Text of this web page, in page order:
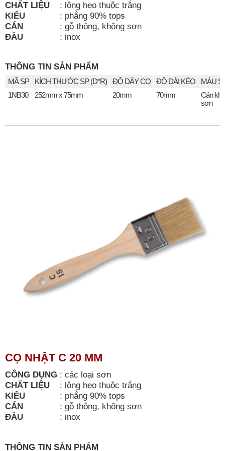
CHẤT LIỆU : lông heo thuộc trắng
KIỂU
: phẳng 90% tops
CÁN
: gỗ thông, không sơn
ĐẦU
: inox
THÔNG TIN SẢN PHẨM
MÃ SP KÍCH THƯỚC SP (D*R) ĐỘ DÀY CỌ ĐỘ DÀI KÉO
MÀU
1NB30
252mm x 75mm 20mm 70mm
Cán
sơn
CỌ NHẬT C 20 MM
CÔNG DỤNG : các loại sơn
CHẤT LIỆU
: lông heo thuộc trắng
KIỂU
: phẳng 90% tops
CÁN
: gỗ thông, không sơn
ĐẦU
: inox
THÔNG TIN SẢN PHẨM